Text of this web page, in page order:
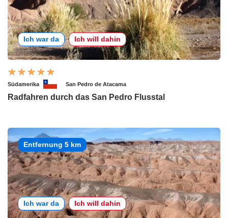
Ich war da Ich will dahin
Südamerika San Pedro de Atacama
Radfahren durch das San Pedro Flusstal
Entfernung 5 km
Ich war da Ich will dahin